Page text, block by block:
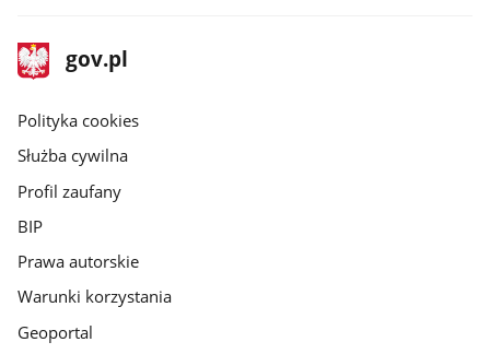
stopka
gov.pl
Strona
gov.pl
gov.pl
Polityka cookies
Służba cywilna
Profil zaufany
BIP
Prawa autorskie
Warunki korzystania
Geoportal